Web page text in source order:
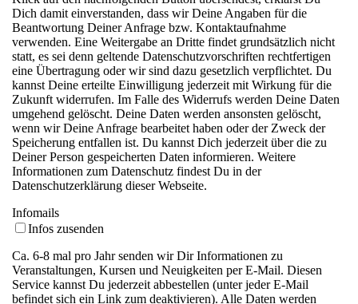
Dich damit einverstanden, dass wir Deine Angaben für die
Beantwortung Deiner Anfrage bzw. Kontaktaufnahme
verwenden. Eine Weitergabe an Dritte findet grundsätzlich nicht
statt, es sei denn geltende Datenschutzvorschriften rechtfertigen
eine Übertragung oder wir sind dazu gesetzlich verpflichtet. Du
kannst Deine erteilte Einwilligung jederzeit mit Wirkung für die
Zukunft widerrufen. Im Falle des Widerrufs werden Deine Daten
umgehend gelöscht. Deine Daten werden ansonsten gelöscht,
wenn wir Deine Anfrage bearbeitet haben oder der Zweck der
Speicherung entfallen ist. Du kannst Dich jederzeit über die zu
Deiner Person gespeicherten Daten informieren. Weitere
Informationen zum Datenschutz findest Du in der
Datenschutzerklärung dieser Webseite.
Infomails
Infos zusenden
Ca. 6-8 mal pro Jahr senden wir Dir Informationen zu
Veranstaltungen, Kursen und Neuigkeiten per E-Mail. Diesen
Service kannst Du jederzeit abbestellen (unter jeder E-Mail
befindet sich ein Link zum deaktivieren). Alle Daten werden